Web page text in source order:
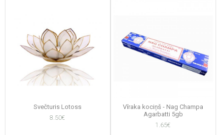
Svečturis Lotoss
8.50€
Vīraka kociņš - Nag Champa
Agarbatti 5gb
1.65€